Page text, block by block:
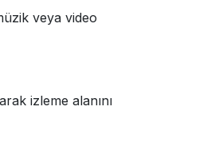
veya video
izleme alanını